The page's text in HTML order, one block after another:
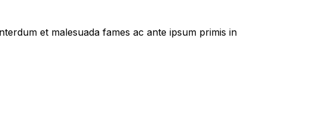
et malesuada fames ac ante ipsum primis in